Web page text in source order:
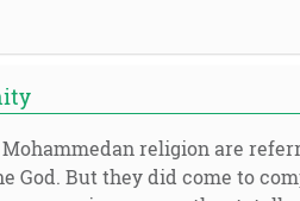
religion are
God. But they did come to